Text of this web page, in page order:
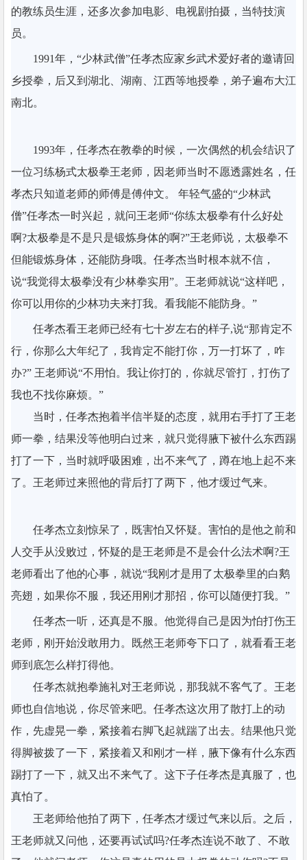
的教练员生涯，还多次参加电影、电视剧拍摄，当特技演
员。
1991年，“少林武僧”任孝杰应家乡武术爱好者的邀请回
乡授拳，后又到湖北、湖南、江西等地授拳，弟子遍布大江
南北。
1993年，任孝杰在教拳的时候，一次偶然的机会结识了
一位习练杨式太极拳王老师，因老师当时不愿透露姓名，任
孝杰只知道老师的师傅是傅仲文。 年轻气盛的“少林武
僧”任孝杰一时兴起，就问王老师“你练太极拳有什么好处
啊?太极拳是不是只是锻炼身体的啊?”王老师说，太极拳不
但能锻炼身体，还能防身哦。任孝杰当时根本就不信，
说“我觉得太极拳没有少林拳实用”。王老师就说“这样吧，
你可以用你的少林功夫来打我。看我能不能防身。”
任孝杰看王老师已经有七十岁左右的样子,说“那肯定不
行，你那么大年纪了，我肯定不能打你，万一打坏了，咋
办?” 王老师说“不用怕。我让你打的，你就尽管打，打伤了
我也不找你麻烦。”
当时，任孝杰抱着半信半疑的态度，就用右手打了王老
师一拳，结果没等他明白过来，就只觉得腋下被什么东西踢
打了一下，当时就呼吸困难，出不来气了，蹲在地上起不来
了。王老师过来照他的背后打了两下，他才缓过气来。
任孝杰立刻惊呆了，既害怕又怀疑。害怕的是他之前和
人交手从没败过，怀疑的是王老师是不是会什么法术啊?王
老师看出了他的心事，就说“我刚才是用了太极拳里的白鹅
亮翅，如果你不服，我还用刚才那招，你可以随便打我。”
任孝杰一听，还真是不服。他觉得自己是因为怕打伤王
老师，刚开始没敢用力。既然王老师夸下口了，就看看王老
师到底怎么样打得他。
任孝杰就抱拳施礼对王老师说，那我就不客气了。王老
师也自信地说，你尽管来吧。任孝杰这次用了散打上的动
作，先虚晃一拳，紧接着右脚飞起就踹了出去。结果他只觉
得脚被拨了一下，紧接着又和刚才一样，腋下像有什么东西
踢打了一下，就又出不来气了。这下子任孝杰是真服了，也
真怕了。
王老师给他拍了两下，任孝杰才缓过气来以后。之后，
王老师就又问他，还要再试试吗?任孝杰连说不敢了、不敢